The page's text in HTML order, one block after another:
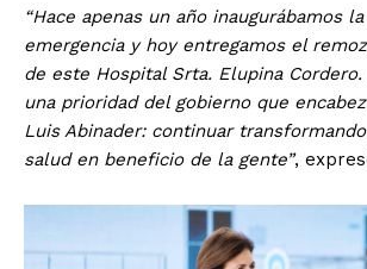
“Hace apenas un año inaugurábamos
emergencia y hoy entregamos el
de este Hospital Srta. Elupina
una prioridad del gobierno que
Luis Abinader: continuar
salud en beneficio de la gente”,